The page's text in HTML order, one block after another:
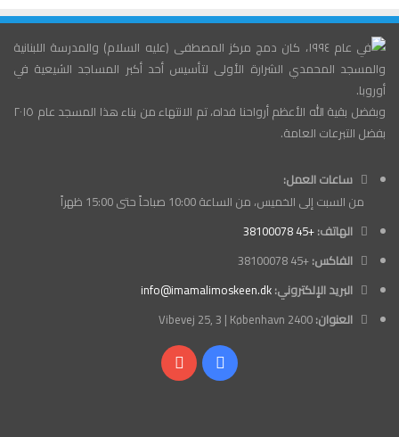
في عام ١٩٩٤، كان دمج مركز المصطفى (عليه السلام) والمدرسة اللبنانية
والمسجد المحمدي الشرارة الأولى لتأسيس أحد أكبر المساجد الشيعية في
أوروبا.
وبفضل بقية الله الأعظم أرواحنا فداه، تم الانتهاء من بناء هذا المسجد عام ٢٠١٥
بفضل التبرعات العامة.
ساعات العمل:
من السبت إلى الخميس، من الساعة 10:00 صباحاً حتى 15:00 ظهراً
الهاتف:+45 38100078
الفاكس:+45 38100078
البريد الإلكتروني:info@imamalimoskeen.dk
العنوان:
فيسبوك‫YouTube